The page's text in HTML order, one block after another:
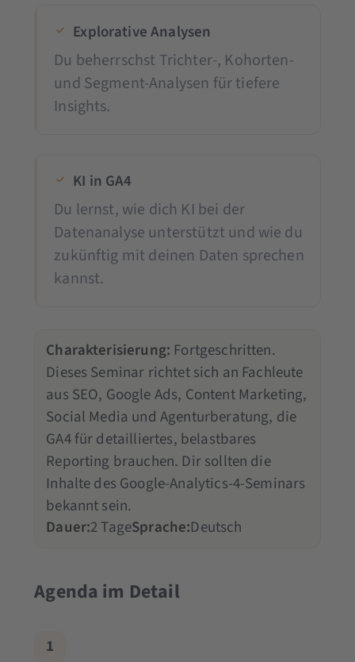
Explorative Analysen
Du beherrschst Trichter-, Kohorten-
und Segment-Analysen für tiefere
Insights.
KI in GA4
Du lernst, wie dich KI bei der
Datenanalyse unterstützt und wie du
zukünftig mit deinen Daten sprechen
kannst.
Charakterisierung: Fortgeschritten.
Dieses Seminar richtet sich an Fachleute
aus SEO, Google Ads, Content Marketing,
Social Media und Agenturberatung, die
GA4 für detailliertes, belastbares
Reporting brauchen. Dir sollten die
Inhalte des Google-Analytics-4-Seminars
bekannt sein.
Dauer:2 TageSprache:Deutsch
Agenda im Detail
1